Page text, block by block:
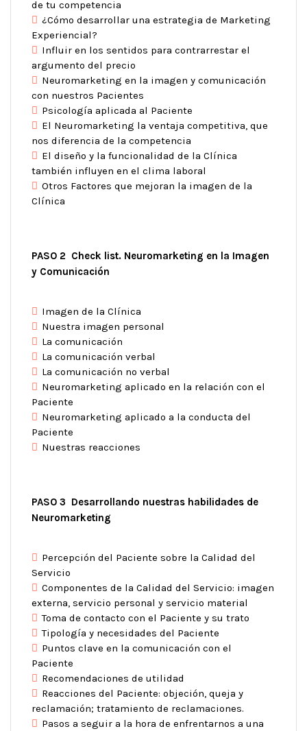
de tu competencia
¿Cómo desarrollar una estrategia de Marketing
Experiencial?
Influir en los sentidos para contrarrestar el
argumento del precio
Neuromarketing en la imagen y comunicación
con nuestros Pacientes
Psicología aplicada al Paciente
El Neuromarketing la ventaja competitiva, que
nos diferencia de la competencia
El diseño y la funcionalidad de la Clínica
también influyen en el clima laboral
Otros Factores que mejoran la imagen de la
Clínica
PASO 2 Check list. Neuromarketing en la Imagen
y Comunicación
Imagen de la Clínica
Nuestra imagen personal
La comunicación
La comunicación verbal
La comunicación no verbal
Neuromarketing aplicado en la relación con el
Paciente
Neuromarketing aplicado a la conducta del
Paciente
Nuestras reacciones
PASO 3 Desarrollando nuestras habilidades de
Neuromarketing
Percepción del Paciente sobre la Calidad del
Servicio
Componentes de la Calidad del Servicio: imagen
externa, servicio personal y servicio material
Toma de contacto con el Paciente y su trato
Tipología y necesidades del Paciente
Puntos clave en la comunicación con el
Paciente
Recomendaciones de utilidad
Reacciones del Paciente: objeción, queja y
reclamación; tratamiento de reclamaciones.
Pasos a seguir a la hora de enfrentarnos a una